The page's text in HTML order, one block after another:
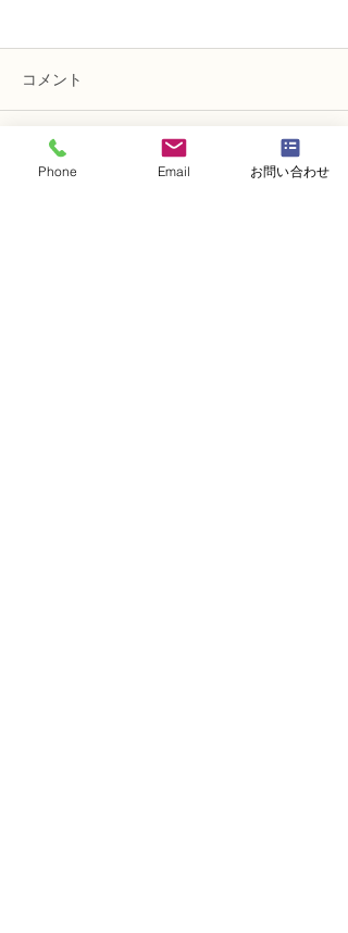
NFD講師研究科コース
コメント
コメントを追加…
Phone Email お問い合わせ